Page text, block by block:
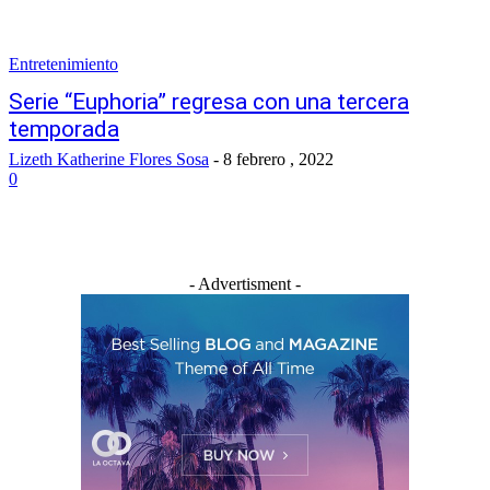
Entretenimiento
Serie “Euphoria” regresa con una tercera
temporada
Lizeth Katherine Flores Sosa - 8 febrero , 2022
0
- Advertisment -